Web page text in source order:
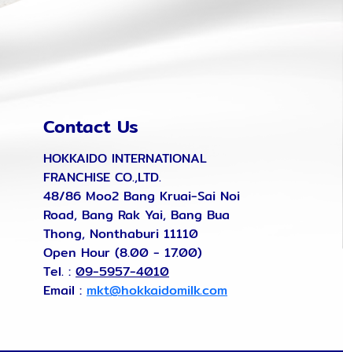
Contact Us
HOKKAIDO INTERNATIONAL
FRANCHISE CO.,LTD.
48/86 Moo2 Bang Kruai-Sai Noi
Road, Bang Rak Yai, Bang Bua
Thong, Nonthaburi 11110
Open Hour (8.00 - 17.00)
Tel. : 09-5957-4010
Email : mkt@hokkaidomilk.com